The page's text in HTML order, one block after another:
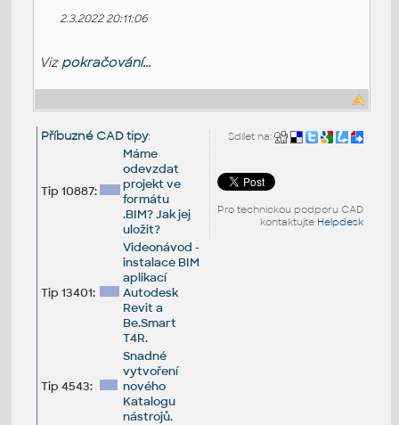
2.3.2022 20:11:06
Viz pokračování...
Sdílet na:
Pro technickou podporu CAD
kontaktujte Helpdesk
Příbuzné CAD tipy:
Tip 10887:
Máme
odevzdat
projekt ve
formátu
.BIM? Jak jej
uložit?
Tip 13401:
Videonávod -
instalace BIM
aplikací
Autodesk
Revit a
Be.Smart
T4R.
Tip 4543:
Snadné
vytvoření
nového
Katalogu
nástrojů.